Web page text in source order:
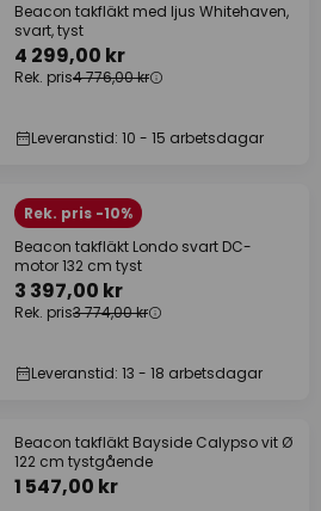
Beacon takfläkt med ljus Whitehaven,
svart, tyst
4 299,00 kr
Rek. pris4 776,00 kr
Leveranstid: 10 - 15 arbetsdagar
Rek. pris -10%
Beacon takfläkt Londo svart DC-
motor 132 cm tyst
3 397,00 kr
Rek. pris3 774,00 kr
Leveranstid: 13 - 18 arbetsdagar
Beacon takfläkt Bayside Calypso vit Ø
122 cm tystgående
1 547,00 kr